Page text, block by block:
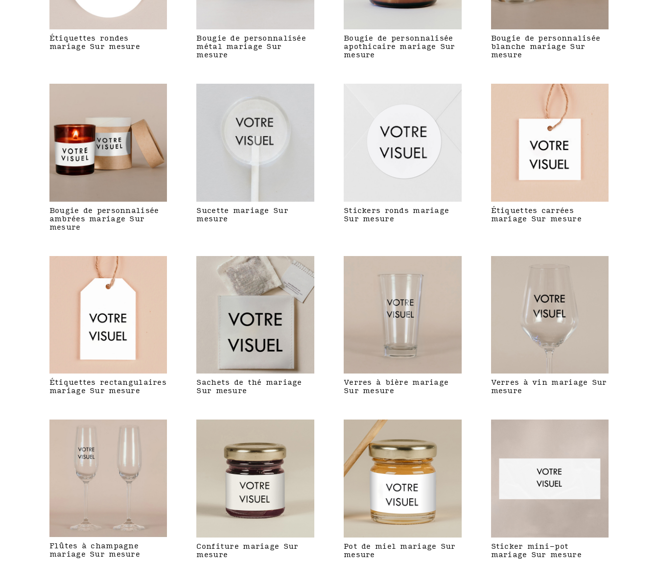
Étiquettes rondes
mariage Sur mesure
Bougie de personnalisée
métal mariage Sur
mesure
Bougie de personnalisée
apothicaire mariage Sur
mesure
Bougie de personnalisée
blanche mariage Sur
mesure
Bougie de personnalisée
ambrées mariage Sur
mesure
Sucette mariage Sur
mesure
Stickers ronds mariage
Sur mesure
Étiquettes carrées
mariage Sur mesure
Étiquettes rectangulaires
mariage Sur mesure
Sachets de thé mariage
Sur mesure
Verres à bière mariage
Sur mesure
Verres à vin mariage Sur
mesure
Flûtes à champagne
mariage Sur mesure
Confiture mariage Sur
mesure
Pot de miel mariage Sur
mesure
Sticker mini-pot
mariage Sur mesure